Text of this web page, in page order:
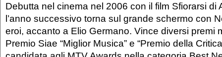
Debutta nel cinema nel 2006 con il film Sfiorarsi di
l’anno successivo torna sul grande schermo con
eroi, accanto a Elio Germano. Vince diversi premi
Premio Siae “Miglior Musica” e “Premio della